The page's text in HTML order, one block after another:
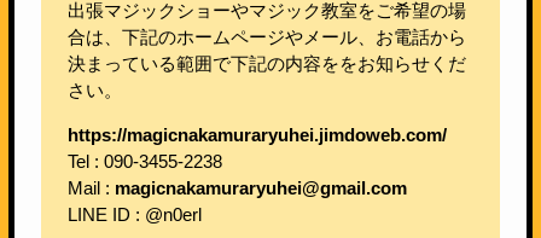
出張マジックショーやマジック教室をご希望の場
合は、下記のホームページやメール、お電話から
決まっている範囲で下記の内容ををお知らせくだ
さい。
https://magicnakamuraryuhei.jimdoweb.com/
Tel : 090-3455-2238
Mail : magicnakamuraryuhei@gmail.com
LINE ID : @n0erl